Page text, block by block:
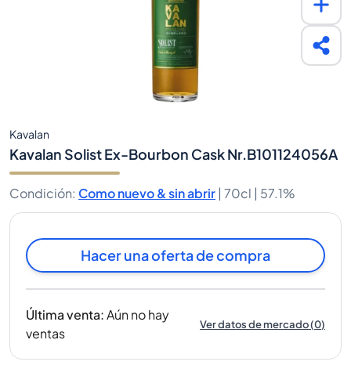
Kavalan
Kavalan Solist Ex-Bourbon Cask Nr.B101124056A
Condición: Como nuevo & sin abrir | 70cl | 57.1%
Hacer una oferta de compra
Última venta:Aún no hay
ventas
Ver datos de mercado(0)